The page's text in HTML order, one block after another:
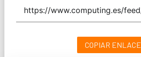
COPIAR ENLACE